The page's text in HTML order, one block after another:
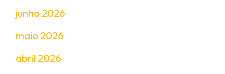
junho 2026
maio 2026
abril 2026